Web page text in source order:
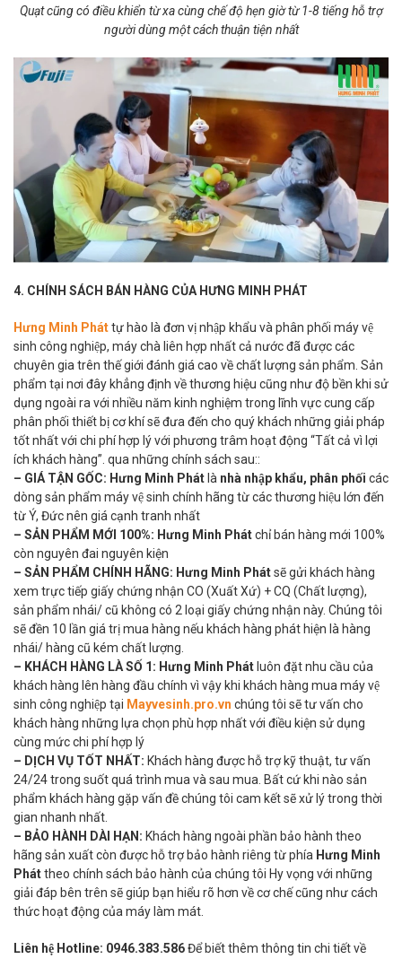
Quạt cũng có điều khiển từ xa cùng chế độ hẹn giờ từ 1-8 tiếng hỗ trợ
người dùng một cách thuận tiện nhất
4. CHÍNH SÁCH BÁN HÀNG CỦA HƯNG MINH PHÁT
Hưng Minh Pháttự hào là đơn vị nhập khẩu và phân phối máy vệ
sinh công nghiệp, máy chà liên hợp nhất cả nước đã được các
chuyên gia trên thế giới đánh giá cao về chất lượng sản phẩm. Sản
phẩm tại nơi đây khẳng định về thương hiệu cũng như độ bền khi sử
dụng ngoài ra với nhiều năm kinh nghiệm trong lĩnh vực cung cấp
phân phối thiết bị cơ khí sẽ đưa đến cho quý khách những giải pháp
tốt nhất với chi phí hợp lý với phương trâm hoạt động “Tất cả vì lợi
ích khách hàng”. qua những chính sách sau::
– GIÁ TẬN GỐC: Hưng Minh Phát là nhà nhập khẩu, phân phối các
dòng sản phẩm máy vệ sinh chính hãng từ các thương hiệu lớn đến
từ Ý, Đức nên giá cạnh tranh nhất
– SẢN PHẨM MỚI 100%: Hưng Minh Phátchỉ bán hàng mới 100%
còn nguyên đai nguyên kiện
– SẢN PHẨM CHÍNH HÃNG: Hưng Minh Phátsẽ gửi khách hàng
xem trực tiếp giấy chứng nhận CO (Xuất Xứ) + CQ (Chất lượng),
sản phẩm nhái/ cũ không có 2 loại giấy chứng nhận này. Chúng tôi
sẽ đền 10 lần giá trị mua hàng nếu khách hàng phát hiện là hàng
nhái/ hàng cũ kém chất lượng.
– KHÁCH HÀNG LÀ SỐ 1: Hưng Minh Phát luôn đặt nhu cầu của
khách hàng lên hàng đầu chính vì vậy khi khách hàng mua máy vệ
sinh công nghiệp tại Mayvesinh.pro.vn chúng tôi sẽ tư vấn cho
khách hàng những lựa chọn phù hợp nhất với điều kiện sử dụng
cùng mức chi phí hợp lý
– DỊCH VỤ TỐT NHẤT: Khách hàng được hỗ trợ kỹ thuật, tư vấn
24/24 trong suốt quá trình mua và sau mua. Bất cứ khi nào sản
phẩm khách hàng gặp vấn đề chúng tôi cam kết sẽ xử lý trong thời
gian nhanh nhất.
– BẢO HÀNH DÀI HẠN: Khách hàng ngoài phần bảo hành theo
hãng sản xuất còn được hỗ trợ bảo hành riêng từ phía Hưng Minh
Pháttheo chính sách bảo hành của chúng tôi Hy vọng với những
giải đáp bên trên sẽ giúp bạn hiểu rõ hơn về cơ chế cũng như cách
thức hoạt động của máy làm mát.
Liên hệ Hotline: 0946.383.586Để biết thêm thông tin chi tiết về